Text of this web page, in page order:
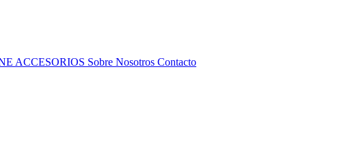
ACCESORIOS Sobre Nosotros Contacto